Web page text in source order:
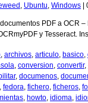
, Ubuntu, Windows
PDF a OCR –
y Tesseract.
, archivos, articulo, basico,
, conversion, convertir,
, documenos,
, fedora, fichero, ficheros,
, howto, idioma,